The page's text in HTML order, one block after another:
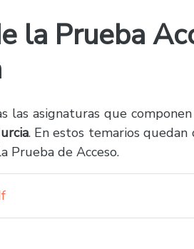
la Prueba
las asignaturas que
. En estos temarios quedan
Prueba de Acceso.